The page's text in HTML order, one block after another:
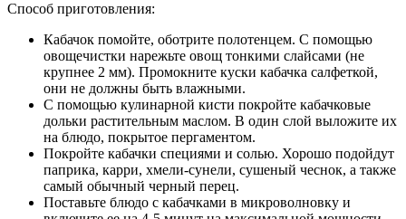
Способ приготовления:
Кабачок помойте, оботрите полотенцем. С помощью
овощечистки нарежьте овощ тонкими слайсами (не
крупнее 2 мм). Промокните куски кабачка салфеткой,
они не должны быть влажными.
С помощью кулинарной кисти покройте кабачковые
дольки растительным маслом. В один слой выложите их
на блюдо, покрытое пергаментом.
Покройте кабачки специями и солью. Хорошо подойдут
паприка, карри, хмели-сунели, сушеный чеснок, а также
самый обычный черный перец.
Поставьте блюдо с кабачками в микроволновку и